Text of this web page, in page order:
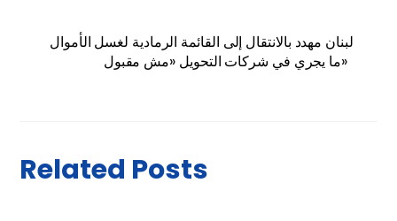
لبنان مهدد بالانتقال إلى القائمة الرمادية لغسل الأموال
ما يجري في شركات التحويل «مش مقبول»
Related Posts